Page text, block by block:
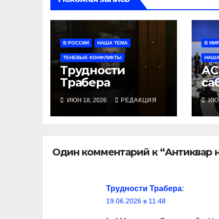
В РОССИИ НАША ТЕМА
ТЕНЕВЫЕ КОНФЛИКТЫ
Трудности
Трабера
ИЮН 18, 2026 РЕДАКЦИЯ
В
Один комментарий к “Антиквар
Трудности Трабера:
19.06.2026 в 11:48